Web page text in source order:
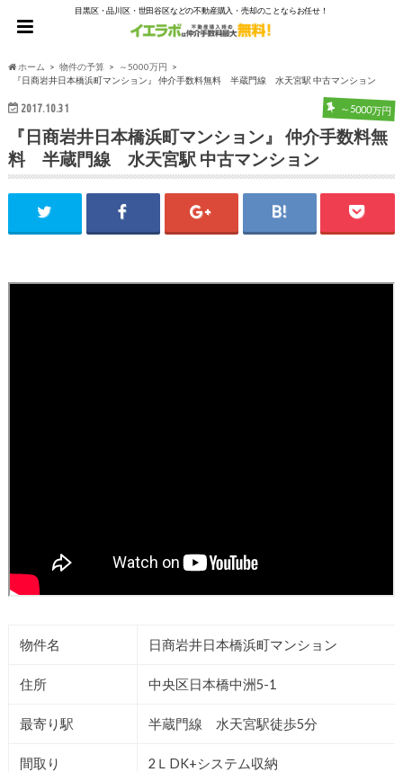
目黒区・品川区・世田谷区などの不動産購入・売却のことならお任せ！
ホーム 物件の予算
～5000万円
『日商岩井日本橋浜町マンション』 仲介手数料無料 半蔵門線 水天宮駅 中古マンション
2017.10.31 ～5000万円
『日商岩井日本橋浜町マンション』 仲介手数料無
料 半蔵門線 水天宮駅 中古マンション
物件名 日商岩井日本橋浜町マンション
住所 中央区日本橋中洲5-1
最寄り駅 半蔵門線 水天宮駅徒歩5分
間取り 2ＬDK+システム収納